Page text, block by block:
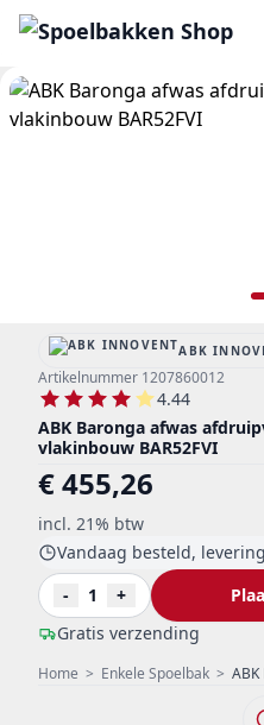
Home > Enkele Spoelbak > ABK
ABK
Artikelnummer 1207860012
4.44
ABK Baronga afwas
vlakinbouw BAR52FVI
€ 455,26
incl. 21% btw
Gratis verzending
Vandaag besteld,
-
1 +